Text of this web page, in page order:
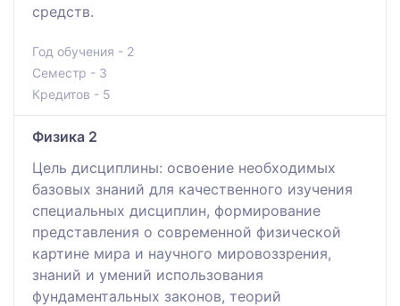
средств.
Год обучения - 2
Семестр - 3
Кредитов - 5
Физика 2
Цель дисциплины: освоение необходимых
базовых знаний для качественного изучения
специальных дисциплин, формирование
представления о современной физической
картине мира и научного мировоззрения,
знаний и умений использования
фундаментальных законов, теорий